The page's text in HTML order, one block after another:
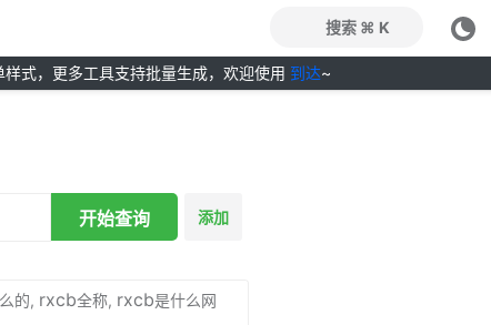
搜索 ⌘ K
式，更多工具支持批量生成，欢迎使用 到达~
开始查询 添加
的, rxcb全称, rxcb是什么网